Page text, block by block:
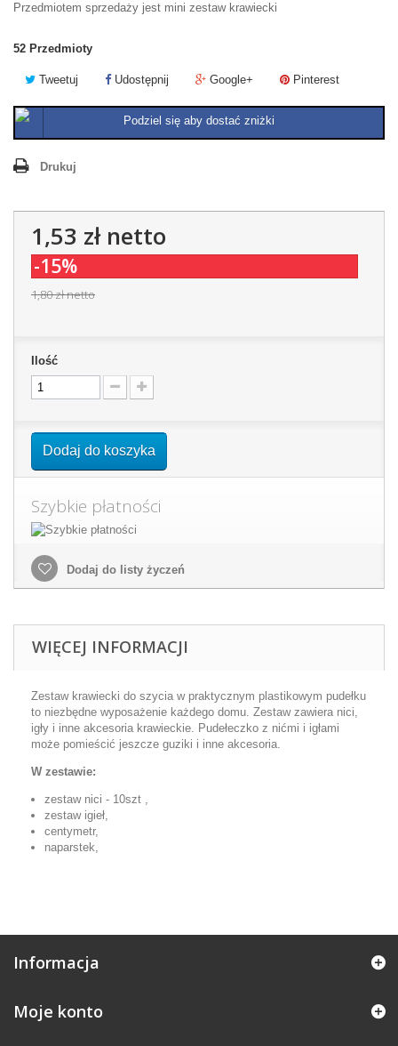
Przedmiotem sprzedaży jest mini zestaw krawiecki
52 Przedmioty
Tweetuj Udostępnij Google+ Pinterest
Podziel się aby dostać zniżki
Drukuj
1,53 złnetto
-15%
1,80 złnetto
Ilość
Dodaj do koszyka
Szybkie płatności
Dodaj do listy życzeń
WIĘCEJ INFORMACJI
Zestaw krawiecki do szycia w praktycznym plastikowym pudełku
to niezbędne wyposażenie każdego domu. Zestaw zawiera nici,
igły i inne akcesoria krawieckie. Pudełeczko z nićmi i igłami
może pomieścić jeszcze guziki i inne akcesoria.
W zestawie:
zestaw nici - 10szt ,
zestaw igieł,
centymetr,
naparstek,
Informacja
Moje konto